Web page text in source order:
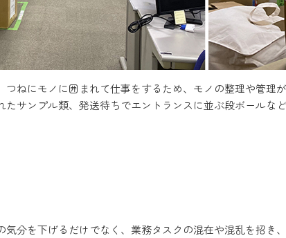
ねにモノに囲まれて仕事をするため、モノの整理や管
サンプル類、発送待ちでエントランスに並ぶ段ボール
分を下げるだけでなく、業務タスクの混在や混乱を招